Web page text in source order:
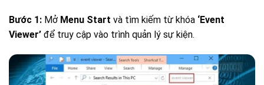
Bước 1: Mở Menu Start và tìm kiếm từ khóa ‘Event
Viewer’ để truy cập vào trình quản lý sự kiện.